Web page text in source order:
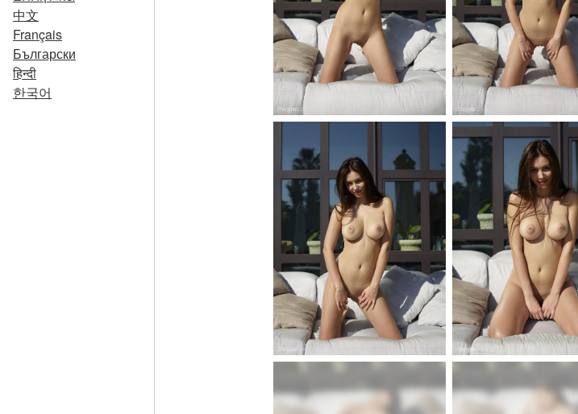
中文
Français
Български
हिन्दी
한국어